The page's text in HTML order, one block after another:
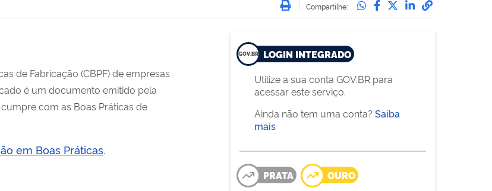
Compartilhe:
de Fabricação (CBPF) de empresas
é um documento emitido pela
com as Boas Práticas de
em Boas Práticas.
LOGIN INTEGRADO
Utilize a sua conta GOV.BR para
acessar este serviço.
Ainda não tem uma conta? Saiba
mais
PRATA
OURO